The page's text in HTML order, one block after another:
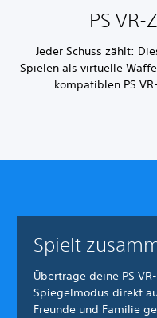
PS
Jeder Schuss zählt:
Spielen als virtuelle
kompatiblen PS
Spielt
Übertrage deine PS
Spiegelmodus direkt
Freunde und Familie